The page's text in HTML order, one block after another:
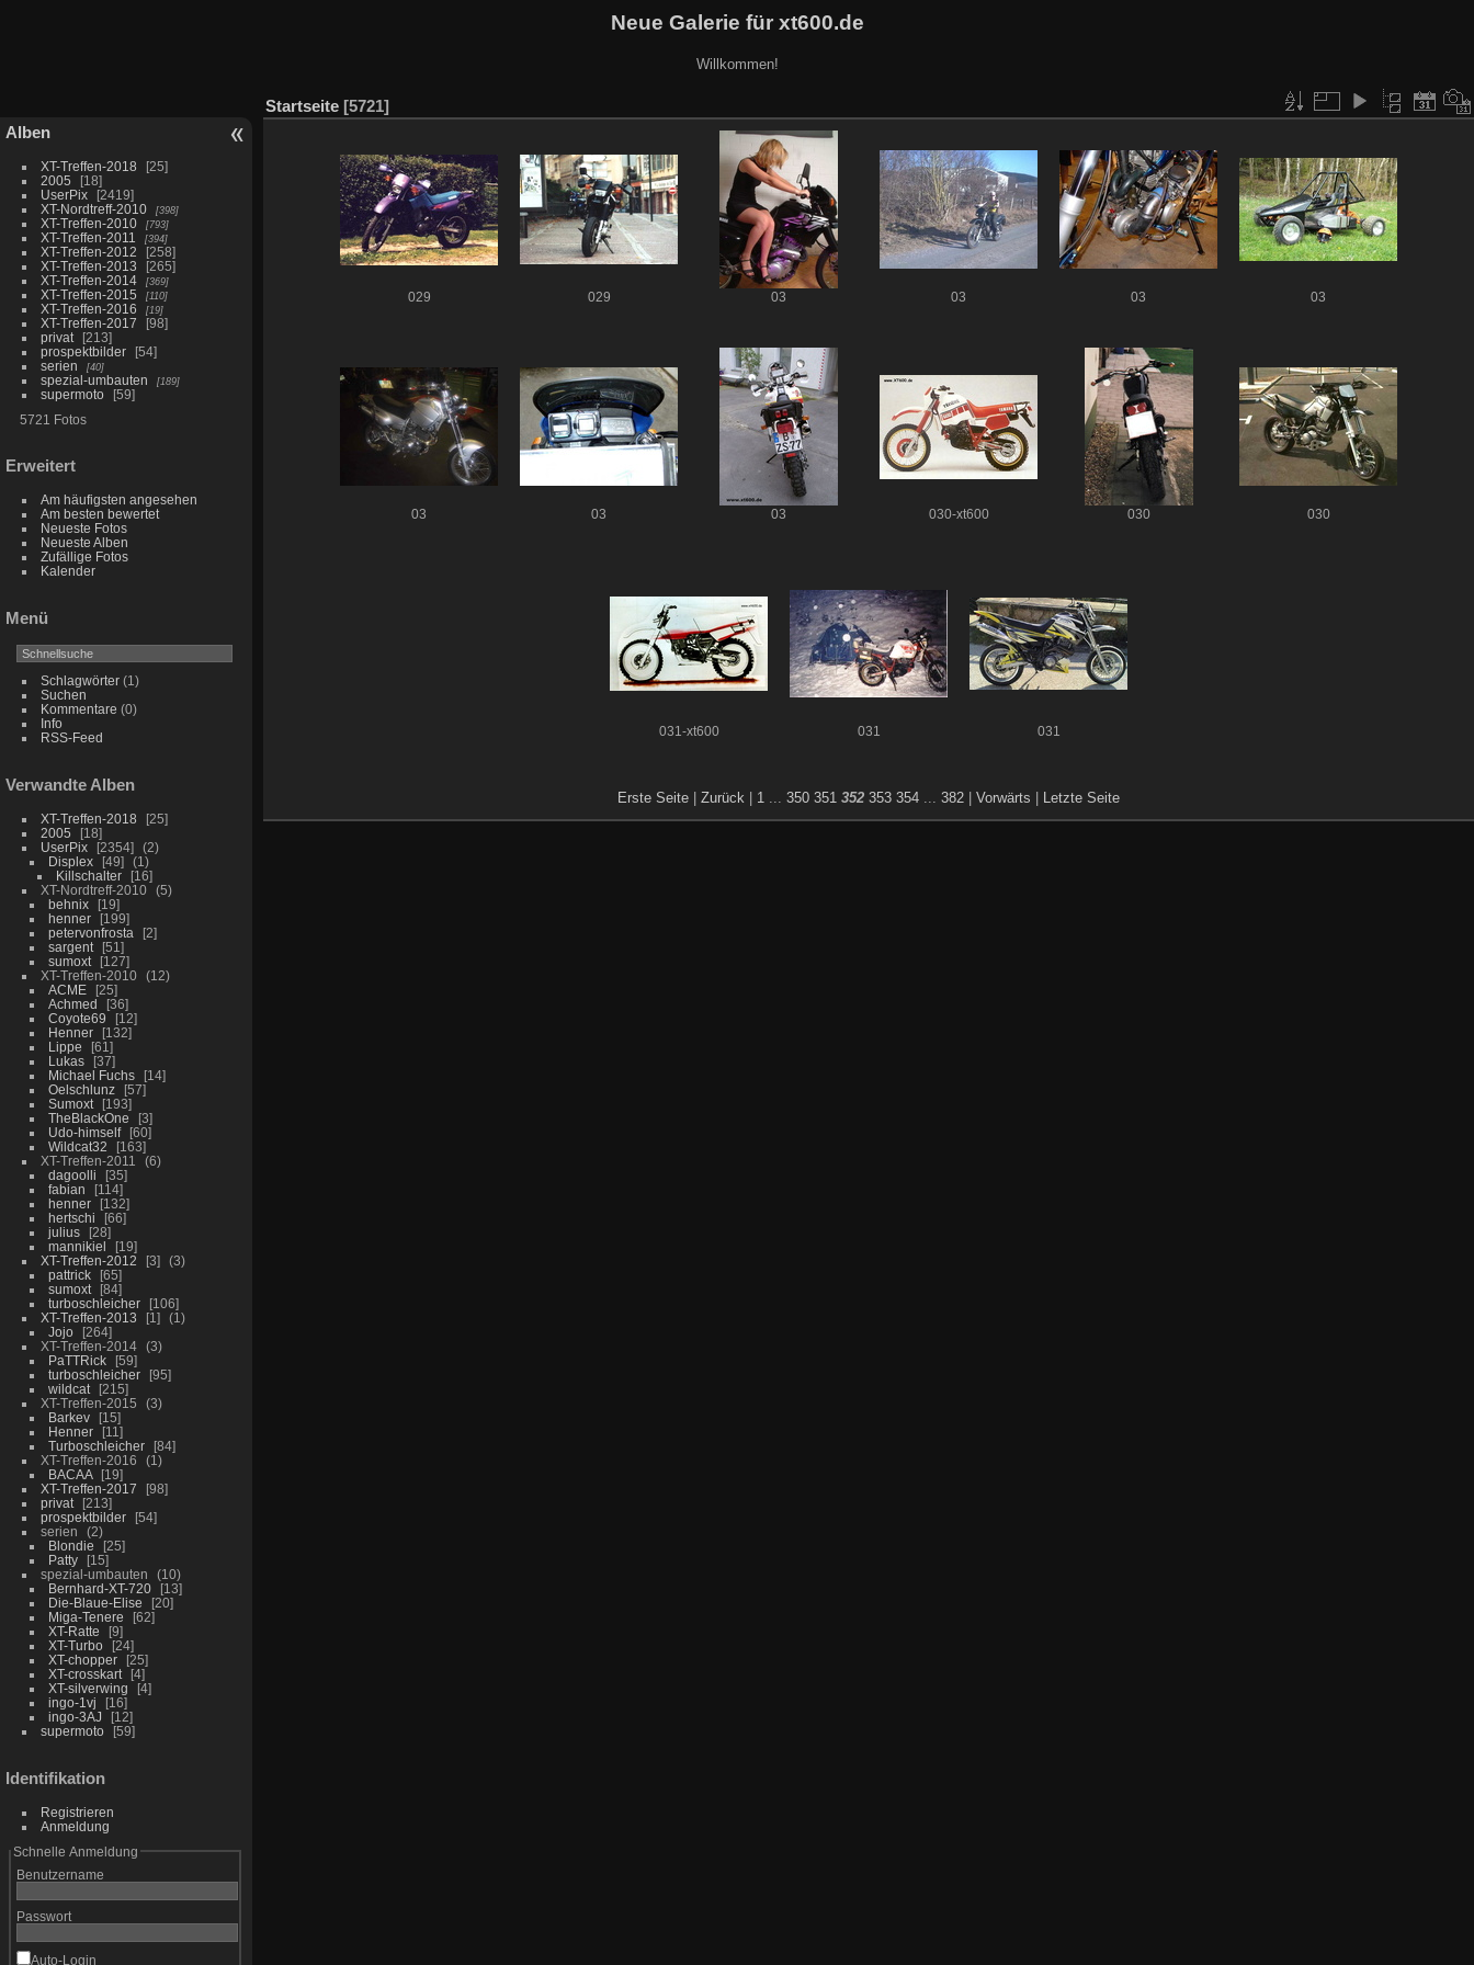
Neue Galerie für xt600.de
Willkommen!
Alben
XT-Treffen-2018
25
2005
18
UserPix
2419
XT-Nordtreff-2010
398
XT-Treffen-2010 793
XT-Treffen-2011 394
XT-Treffen-2012
258
XT-Treffen-2013
265
XT-Treffen-2014
369
XT-Treffen-2015 110
XT-Treffen-2016 19
XT-Treffen-2017
98
privat
213
prospektbilder
54
serien
40
spezial-umbauten 189
supermoto
59
5721 Fotos
Erweitert
Am häufigsten angesehen
Am besten bewertet
Neueste Fotos
Neueste Alben
Zufällige Fotos
Kalender
Menü
Schlagwörter(1)
Suchen
Kommentare (0)
Info
RSS-Feed
Verwandte Alben
XT-Treffen-2018
25
2005
18
UserPix
2354
2
Displex
49
1
Killschalter
16
XT-Nordtreff-2010
5
behnix
19
henner
199
petervonfrosta
2
sargent
51
sumoxt
127
XT-Treffen-2010
12
ACME
25
Achmed
36
Coyote69
12
Henner
132
Lippe
61
Lukas
37
Michael Fuchs
14
Oelschlunz
57
Sumoxt
193
TheBlackOne
3
Udo-himself
60
Wildcat32
163
XT-Treffen-2011
6
dagoolli
35
fabian
114
henner
132
hertschi
66
julius
28
mannikiel
19
XT-Treffen-2012
3
3
pattrick
65
sumoxt
84
turboschleicher
106
XT-Treffen-2013
1
1
Jojo
264
XT-Treffen-2014
3
PaTTRick
59
turboschleicher
95
wildcat
215
XT-Treffen-2015
3
Barkev
15
Henner
11
Turboschleicher
84
XT-Treffen-2016
1
BACAA
19
XT-Treffen-2017
98
privat
213
prospektbilder
54
serien
2
Blondie
25
Patty
15
spezial-umbauten
10
Bernhard-XT-720
13
Die-Blaue-Elise
20
Miga-Tenere
62
XT-Ratte
9
XT-Turbo
24
XT-chopper
25
XT-crosskart
4
XT-silverwing
4
ingo-1vj
16
ingo-3AJ
12
supermoto
59
Identifikation
Registrieren
Anmeldung
Schnelle Anmeldung
Benutzername
Passwort
Auto-Login
Startseite 5721
029 029 03 03 03 03
03 03 03 030-xt600 030 030
031-xt600 031 031
Erste Seite Zurück 1 350 351 352 353 354 382 Vorwärts Letzte Seite